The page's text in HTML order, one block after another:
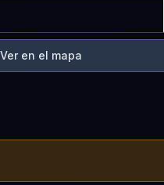
Ver en el mapa